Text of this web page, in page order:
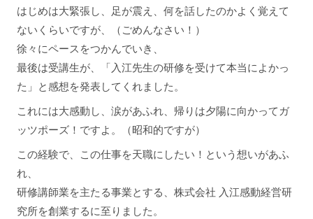
はじめは大緊張し、足が震え、何を話したのかよく覚えて
ないくらいですが、（ごめんなさい！）
徐々にペースをつかんでいき、
最後は受講生が、「入江先生の研修を受けて本当によかっ
た」と感想を発表してくれました。
これには大感動し、涙があふれ、帰りは夕陽に向かってガ
ッツポーズ！ですよ。（昭和的ですが）
この経験で、この仕事を天職にしたい！という想いがあふ
れ、
研修講師業を主たる事業とする、株式会社 入江感動経営研
究所を創業するに至りました。